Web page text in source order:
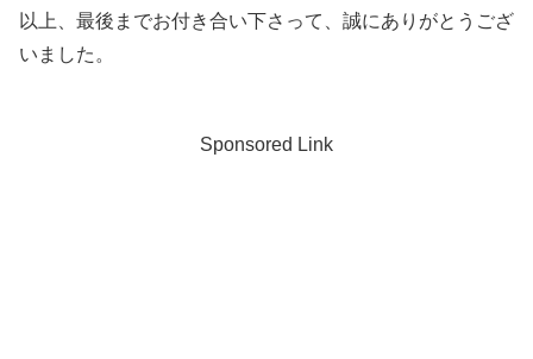
以上、最後までお付き合い下さって、誠にありがとうござ
いました。
Sponsored Link